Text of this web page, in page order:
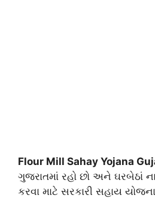
Flour Mill Sahay Yojana
ગુજરાતમાં રહો છો અને ઘરબેઠાં
કરવા માટે સરકારી સહાય